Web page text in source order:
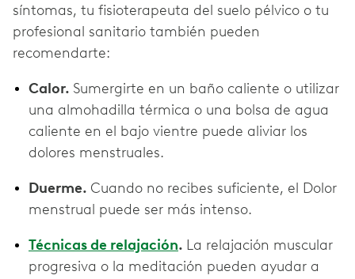
síntomas, tu fisioterapeuta del suelo pélvico o tu
profesional sanitario también pueden
recomendarte:
Calor. Sumergirte en un baño caliente o utilizar
una almohadilla térmica o una bolsa de agua
caliente en el bajo vientre puede aliviar los
dolores menstruales.
Duerme. Cuando no recibes suficiente, el Dolor
menstrual puede ser más intenso.
Técnicas de relajación. La relajación muscular
progresiva o la meditación pueden ayudar a